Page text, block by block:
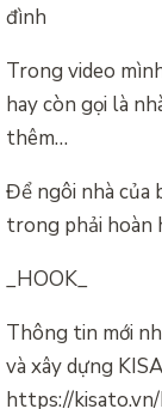
đình
Trong video
hay còn gọi là
thêm…
Để ngôi nhà của
trong phải hoàn
_HOOK_
Thông tin mới
và xây dựng
https://